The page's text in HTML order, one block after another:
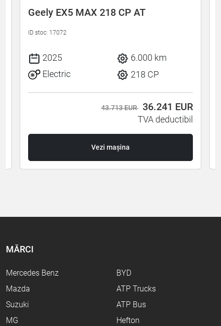
Geely EX5 MAX 218 CP AT
ID stoc: 17072
2025
6.000 km
Electric
218 CP
43.713 EUR 36.241 EUR
TVA deductibil
Vezi mașina
MĂRCI
Mercedes Benz
Mazda
Suzuki
MG
BYD
ATP Trucks
ATP Bus
Hefton